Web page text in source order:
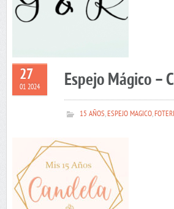
27
01 2024 Espejo Mágico –
15 AÑOS,ESPEJO MAGICO,